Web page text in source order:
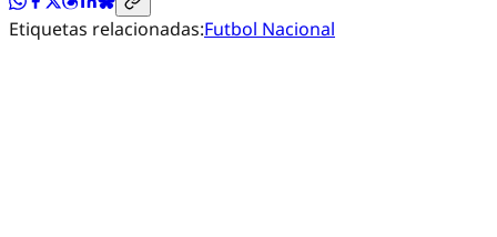
Etiquetas relacionadas:Futbol Nacional